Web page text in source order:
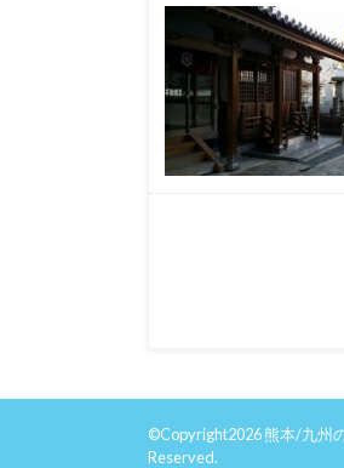
©Copyright2026熊本/九州
Reserved.